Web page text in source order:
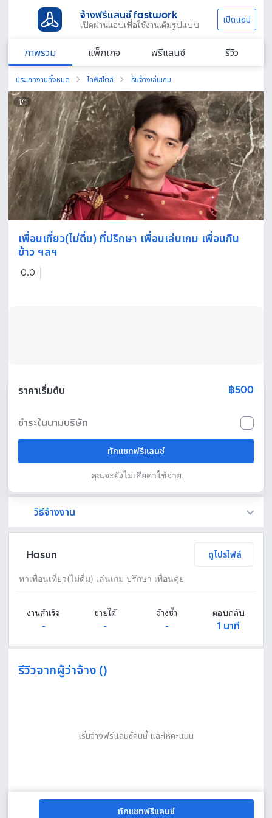
จ้างฟรีแลนซ์ fastwork
เปิดผ่านแอปเพื่อใช้งานเต็มรูปแบบ เปิดแอป
ภาพรวม แพ็กเกจ ฟรีแลนซ์ รีวิว
ประเภทงานทั้งหมด ไลฟ์สไตล์ รับจ้างเล่นเกม
1/1
เพื่อนเที่ยว(ไม่ดื่ม) ที่ปรึกษา เพื่อนเล่นเกม เพื่อนกิน
ข้าว ฯลฯ
0.0
ราคาเริ่มต้น ฿500
ชำระในนามบริษัท
ทักแชทฟรีแลนซ์
คุณจะยังไม่เสียค่าใช้จ่าย
วิธีจ้างงาน
Hasun ดูโปรไฟล์
หาเพื่อนเที่ยว(ไม่ดื่ม) เล่นเกม ปรึกษา เพื่อนคุย
งานสำเร็จ
-
ขายได้
-
จ้างซ้ำ
-
ตอบกลับ
1 นาที
รีวิวจากผู้ว่าจ้าง ()
เริ่มจ้างฟรีแลนซ์คนนี้ และให้คะแนน
ทักแชทฟรีแลนซ์